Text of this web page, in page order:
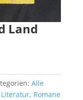
Land
Alle
Literatur, Romane